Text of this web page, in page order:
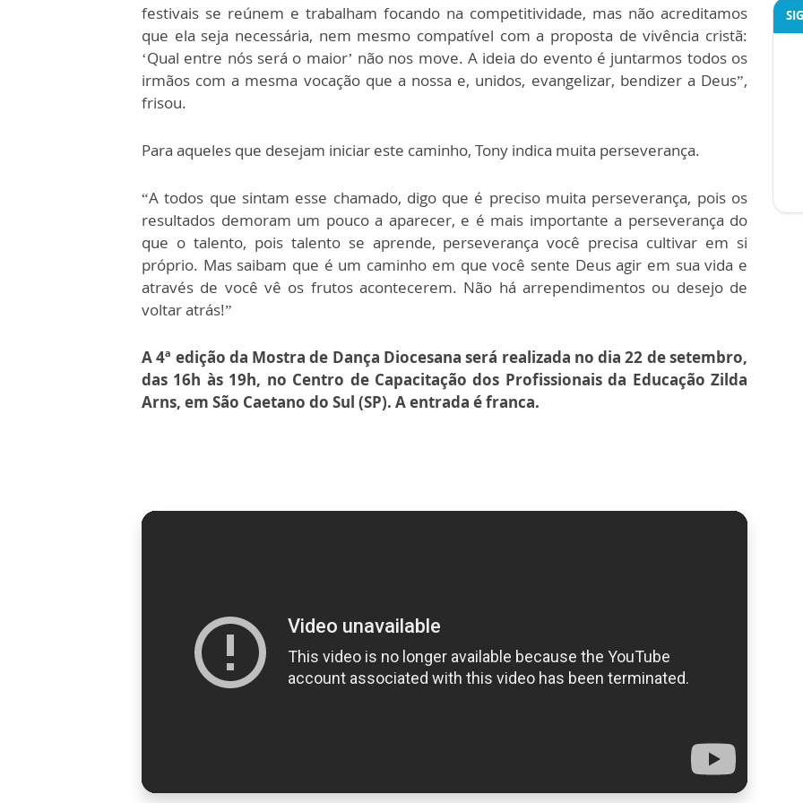
festivais se reúnem e trabalham focando na competitividade, mas não acreditamos
que ela seja necessária, nem mesmo compatível com a proposta de vivência cristã:
‘Qual entre nós será o maior’ não nos move. A ideia do evento é juntarmos todos os
irmãos com a mesma vocação que a nossa e, unidos, evangelizar, bendizer a Deus”,
frisou.
Para aqueles que desejam iniciar este caminho, Tony indica muita perseverança.
“A todos que sintam esse chamado, digo que é preciso muita perseverança, pois os
resultados demoram um pouco a aparecer, e é mais importante a perseverança do
que o talento, pois talento se aprende, perseverança você precisa cultivar em si
próprio. Mas saibam que é um caminho em que você sente Deus agir em sua vida e
através de você vê os frutos acontecerem. Não há arrependimentos ou desejo de
voltar atrás!”
A 4ª edição da Mostra de Dança Diocesana será realizada no dia 22 de setembro,
das 16h às 19h, no Centro de Capacitação dos Profissionais da Educação Zilda
Arns, em São Caetano do Sul (SP). A entrada é franca.